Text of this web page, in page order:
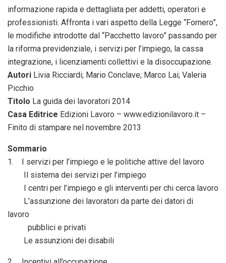
informazione rapida e dettagliata per addetti, operatori e
professionisti. Affronta i vari aspetto della Legge “Fornero”,
le modifiche introdotte dal “Pacchetto lavoro” passando per
la riforma previdenziale, i servizi per l’impiego, la cassa
integrazione, i licenziamenti collettivi e la disoccupazione.
Autori Livia Ricciardi; Mario Conclave; Marco Lai; Valeria
Picchio
Titolo La guida dei lavoratori 2014
Casa Editrice Edizioni Lavoro – www.edizionilavoro.it –
Finito di stampare nel novembre 2013
Sommario
1. I servizi per l’impiego e le politiche attive del lavoro
Il sistema dei servizi per l’impiego
I centri per l’impiego e gli interventi per chi cerca lavoro
L’assunzione dei lavoratori da parte dei datori di
lavoro
pubblici e privati
Le assunzioni dei disabili